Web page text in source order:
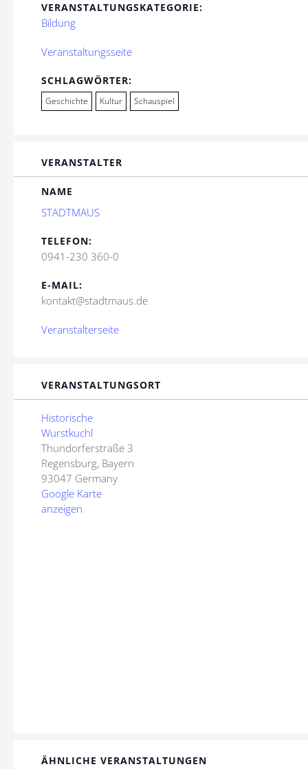
VERANSTALTUNGSKATEGORIE:
Bildung
Veranstaltungsseite
SCHLAGWÖRTER:
Geschichte Kultur Schauspiel
VERANSTALTER
NAME
STADTMAUS
TELEFON:
0941-230 360-0
E-MAIL:
kontakt@stadtmaus.de
Veranstalterseite
VERANSTALTUNGSORT
Historische
Wurstkuchl
Thundorferstraße 3
Regensburg, Bayern
93047 Germany
Google Karte
anzeigen
ÄHNLICHE VERANSTALTUNGEN